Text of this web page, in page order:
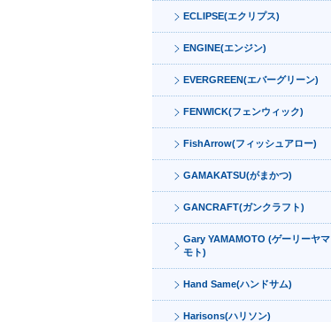
ECLIPSE(エクリプス)
ENGINE(エンジン)
EVERGREEN(エバーグリーン)
FENWICK(フェンウィック)
FishArrow(フィッシュアロー)
GAMAKATSU(がまかつ)
GANCRAFT(ガンクラフト)
Gary YAMAMOTO (ゲーリーヤマ
モト)
Hand Same(ハンドサム)
Harisons(ハリソン)